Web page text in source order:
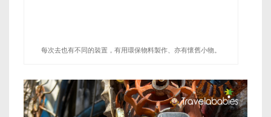
每次去也有不同的裝置，有用環保物料製作、亦有懷舊小物。